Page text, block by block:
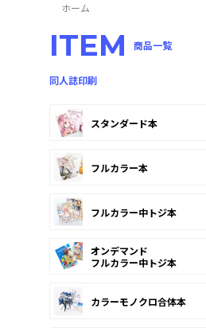
ホーム
ITEM 商品一覧
同人誌印刷
スタンダード本
フルカラー本
フルカラー中トジ本
オンデマンド
フルカラー中トジ本
カラーモノクロ合体本